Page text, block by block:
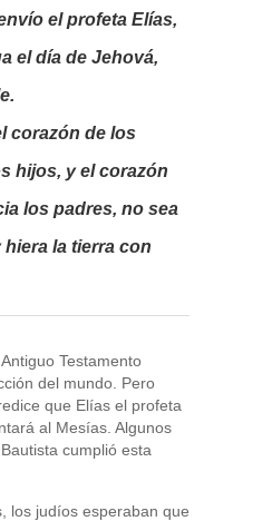
el profeta Elías,
el día de Jehová,
corazón de los
hijos, y el corazón
los padres, no sea
la tierra con
Testamento
del mundo. Pero
que Elías el profeta
al Mesías. Algunos
cumplió esta
los judíos esperaban que